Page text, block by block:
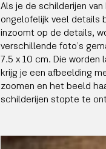
Als je de schilderijen
ongelofelijk veel details
inzoomt op de details,
verschillende foto’s
7.5 x 10 cm. Die worden
krijg je een afbeelding
zoomen en het beeld
schilderijen stopte te